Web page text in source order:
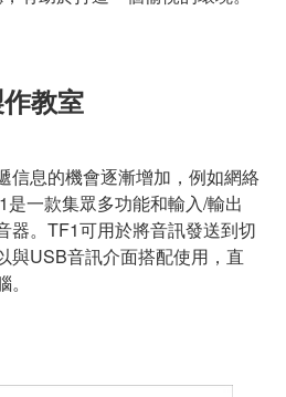
教室
信息的機會逐漸增加，例如網絡
一款集眾多功能和輸入/輸出
器。TF1可用於將音訊發送到切
與USB音訊介面搭配使用，直